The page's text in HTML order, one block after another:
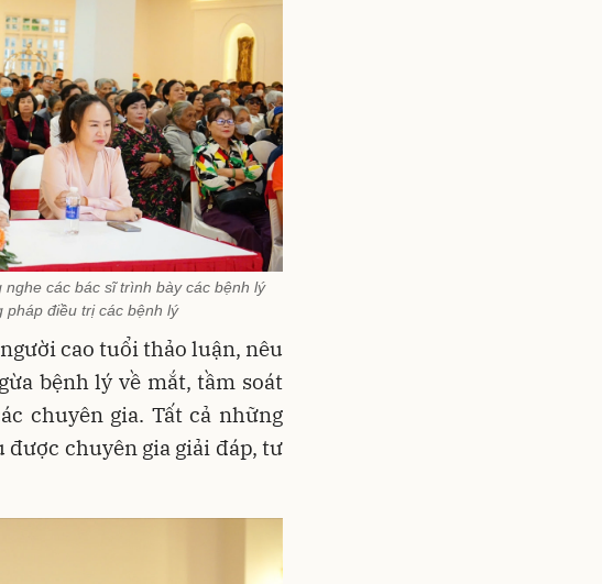
các bác sĩ trình bày các bệnh lý
điều trị các bệnh lý
cao tuổi thảo luận, nêu
bệnh lý về mắt, tầm soát
chuyên gia. Tất cả những
chuyên gia giải đáp, tư